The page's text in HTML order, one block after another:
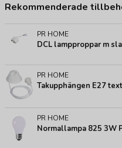
Rekommenderade
PR HOME
DCL lampproppar m
PR HOME
Takupphängen E27
PR HOME
Normallampa 825 3W